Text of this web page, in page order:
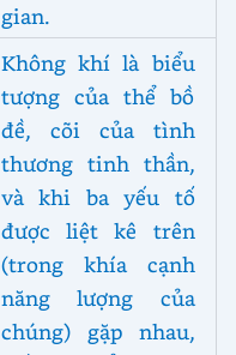
gian.
Không khí là biểu
tượng của thể bồ
đề, cõi của tình
thương tinh thần,
và khi ba yếu tố
được liệt kê trên
(trong khía cạnh
năng lượng của
chúng) gặp nhau,